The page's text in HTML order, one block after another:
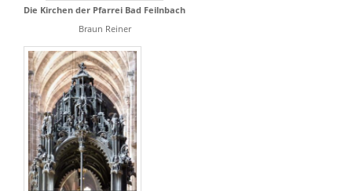
Die Kirchen der Pfarrei Bad Feilnbach
Braun Reiner